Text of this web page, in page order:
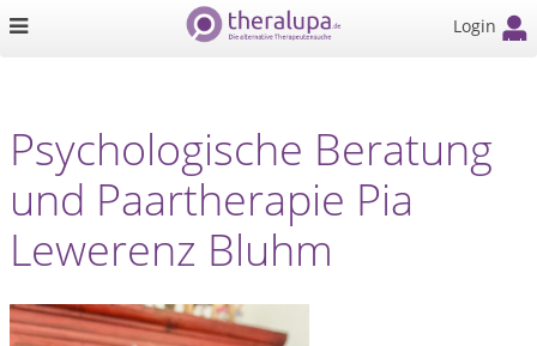
Login
Psychologische Beratung
und Paartherapie Pia
Lewerenz Bluhm